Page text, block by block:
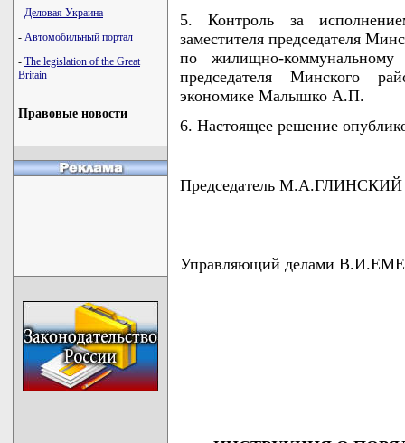
- Деловая Украина
- Автомобильный портал
- The legislation of the Great
Britain
Правовые новости
5. Контроль за
заместителя председателя
по жилищно-коммунальному
председателя Минского
экономике Малышко А.П.
6. Настоящее решение
Председатель М.А.ГЛИНСКИЙ
Управляющий делами